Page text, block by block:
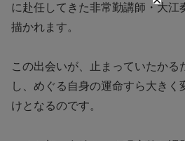
に赴任してきた非常勤講師・大江
描かれます。
この出会いが、止まっていたかる
し、めぐる自身の運命すら大き
けとなるのです。